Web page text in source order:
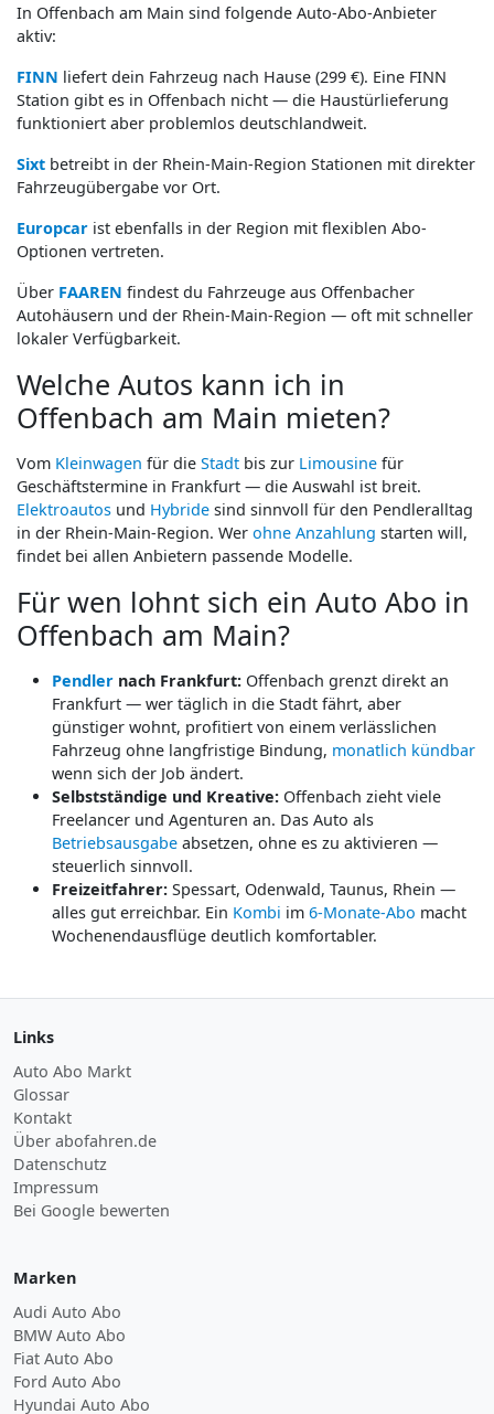
In Offenbach am Main sind folgende Auto-Abo-Anbieter
aktiv:
FINN liefert dein Fahrzeug nach Hause (299 €). Eine FINN
Station gibt es in Offenbach nicht — die Haustürlieferung
funktioniert aber problemlos deutschlandweit.
Sixt betreibt in der Rhein-Main-Region Stationen mit direkter
Fahrzeugübergabe vor Ort.
Europcar ist ebenfalls in der Region mit flexiblen Abo-
Optionen vertreten.
Über FAAREN findest du Fahrzeuge aus Offenbacher
Autohäusern und der Rhein-Main-Region — oft mit schneller
lokaler Verfügbarkeit.
Welche Autos kann ich in
Offenbach am Main mieten?
Vom Kleinwagen für die Stadt bis zur Limousine für
Geschäftstermine in Frankfurt — die Auswahl ist breit.
Elektroautos und Hybride sind sinnvoll für den Pendleralltag
in der Rhein-Main-Region. Wer ohne Anzahlung starten will,
findet bei allen Anbietern passende Modelle.
Für wen lohnt sich ein Auto Abo in
Offenbach am Main?
Pendler nach Frankfurt: Offenbach grenzt direkt an
Frankfurt — wer täglich in die Stadt fährt, aber
günstiger wohnt, profitiert von einem verlässlichen
Fahrzeug ohne langfristige Bindung, monatlich kündbar
wenn sich der Job ändert.
Selbstständige und Kreative: Offenbach zieht viele
Freelancer und Agenturen an. Das Auto als
Betriebsausgabe absetzen, ohne es zu aktivieren —
steuerlich sinnvoll.
Freizeitfahrer: Spessart, Odenwald, Taunus, Rhein —
alles gut erreichbar. Ein Kombi im 6-Monate-Abo macht
Wochenendausflüge deutlich komfortabler.
Links
Auto Abo Markt
Glossar
Kontakt
Über abofahren.de
Datenschutz
Impressum
Bei Google bewerten
Marken
Audi Auto Abo
BMW Auto Abo
Fiat Auto Abo
Ford Auto Abo
Hyundai Auto Abo